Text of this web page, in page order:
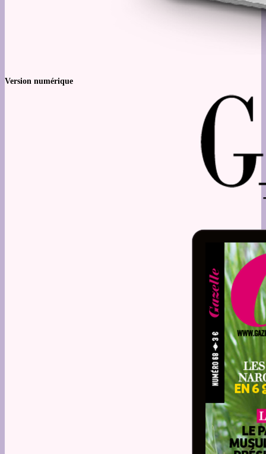
Version numérique